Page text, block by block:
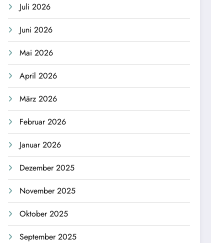
Juli 2026
Juni 2026
Mai 2026
April 2026
März 2026
Februar 2026
Januar 2026
Dezember 2025
November 2025
Oktober 2025
September 2025